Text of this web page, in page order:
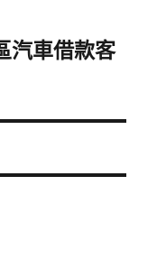
汽車借款客